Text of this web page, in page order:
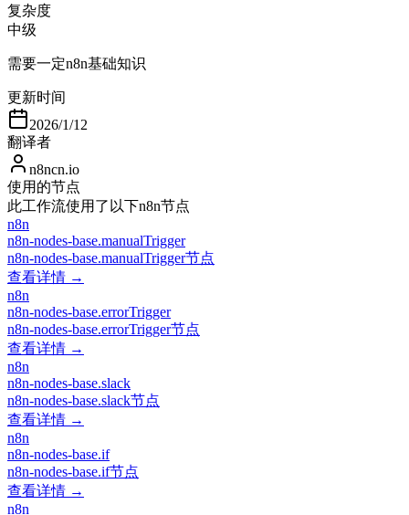
复杂度
中级
需要一定n8n基础知识
更新时间
2026/1/12
翻译者
n8ncn.io
使用的节点
此工作流使用了以下n8n节点
n8n
n8n-nodes-base.manualTrigger
n8n-nodes-base.manualTrigger节点
查看详情 →
n8n
n8n-nodes-base.errorTrigger
n8n-nodes-base.errorTrigger节点
查看详情 →
n8n
n8n-nodes-base.slack
n8n-nodes-base.slack节点
查看详情 →
n8n
n8n-nodes-base.if
n8n-nodes-base.if节点
查看详情 →
n8n